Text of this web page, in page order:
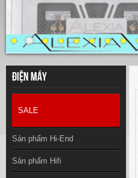
Điện máy
SALE
Sản phẩm Hi-End
Sản phẩm Hifi